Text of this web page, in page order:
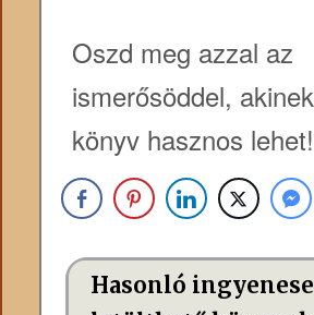
Oszd meg azzal az
ismerősöddel,
könyv hasznos lehet!
Hasonló